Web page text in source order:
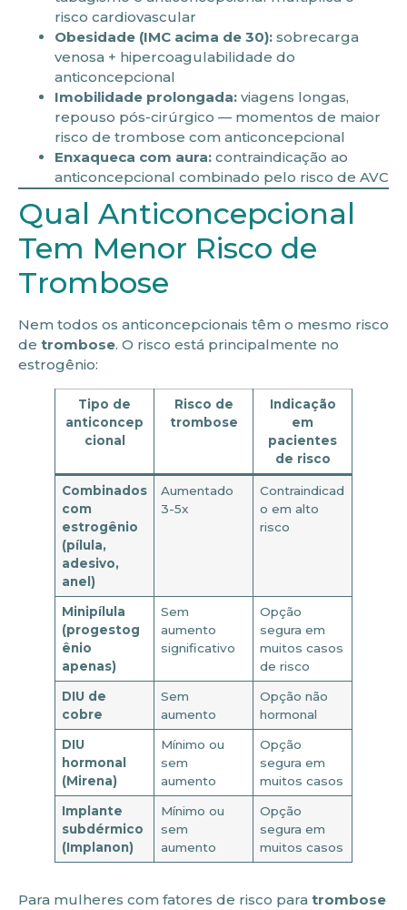
risco cardiovascular
Obesidade (IMC acima de 30): sobrecarga
venosa + hipercoagulabilidade do
anticoncepcional
Imobilidade prolongada: viagens longas,
repouso pós-cirúrgico — momentos de maior
risco de trombose com anticoncepcional
Enxaqueca com aura: contraindicação ao
anticoncepcional combinado pelo risco de AVC
Qual Anticoncepcional
Tem Menor Risco de
Trombose
Nem todos os anticoncepcionais têm o mesmo risco
de trombose. O risco está principalmente no
estrogênio:
Tipo de
anticoncep
cional
Risco de
trombose
Indicação
em
pacientes
de risco
Combinados
com
estrogênio
(pílula,
adesivo,
anel)
Aumentado
3-5x
Contraindicad
o em alto
risco
Minipílula
(progestog
ênio
apenas)
Sem
aumento
significativo
Opção
segura em
muitos casos
de risco
DIU de
cobre
Sem
aumento
Opção não
hormonal
DIU
hormonal
(Mirena)
Mínimo ou
sem
aumento
Opção
segura em
muitos casos
Implante
subdérmico
(Implanon)
Mínimo ou
sem
aumento
Opção
segura em
muitos casos
Para mulheres com fatores de risco para trombose